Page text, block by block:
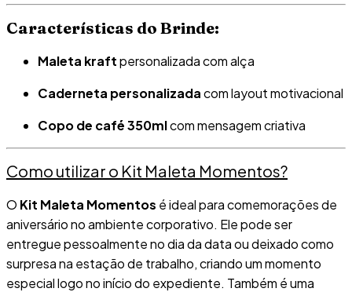
Características do Brinde:
Maleta kraftpersonalizada com alça
Caderneta personalizadacom layout motivacional
Copo de café 350mlcom mensagem criativa
Como utilizar o Kit Maleta Momentos?
O Kit Maleta Momentos é ideal para comemorações de
aniversário no ambiente corporativo. Ele pode ser
entregue pessoalmente no dia da data ou deixado como
surpresa na estação de trabalho, criando um momento
especial logo no início do expediente. Também é uma